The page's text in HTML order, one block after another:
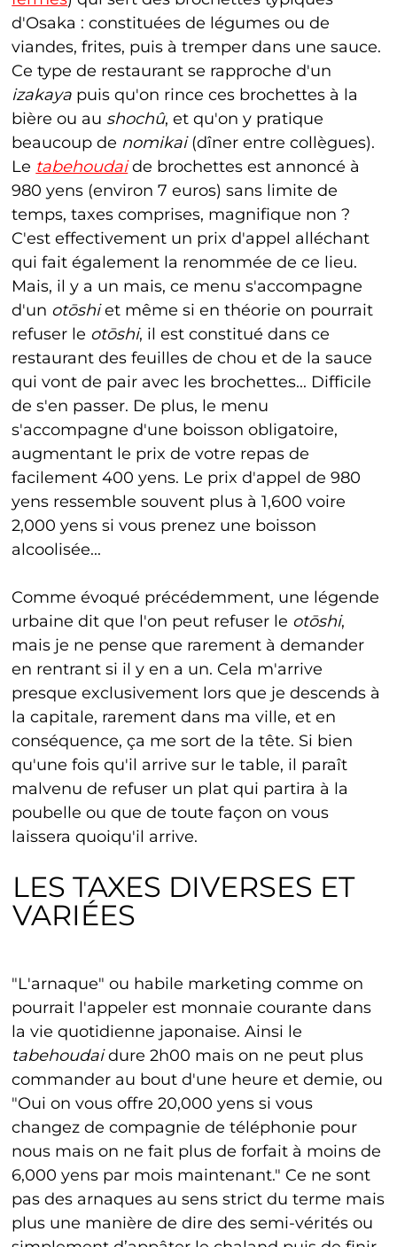
d'Osaka : constituées de légumes ou de
viandes, frites, puis à tremper dans une sauce.
Ce type de restaurant se rapproche d'un
izakaya puis qu'on rince ces brochettes à la
bière ou au shochû, et qu'on y pratique
beaucoup de nomikai(dîner entre collègues).
Le tabehoudaide brochettes est annoncé à
980 yens (environ 7 euros) sans limite de
temps, taxes comprises, magnifique non ?
C'est effectivement un prix d'appel alléchant
qui fait également la renommée de ce lieu.
Mais, il y a un mais, ce menu s'accompagne
d'un otōshiet même si en théorie on pourrait
refuser le otōshi, il est constitué dans ce
restaurant des feuilles de chou et de la sauce
qui vont de pair avec les brochettes... Difficile
de s'en passer. De plus, le menu
s'accompagne d'une boisson obligatoire,
augmentant le prix de votre repas de
facilement 400 yens. Le prix d'appel de 980
yens ressemble souvent plus à 1,600 voire
2,000 yens si vous prenez une boisson
alcoolisée...
Comme évoqué précédemment, une légende
urbaine dit que l'on peut refuser le otōshi,
mais je ne pense que rarement à demander
en rentrant si il y en a un. Cela m'arrive
presque exclusivement lors que je descends à
la capitale, rarement dans ma ville, et en
conséquence, ça me sort de la tête. Si bien
qu'une fois qu'il arrive sur le table, il paraît
malvenu de refuser un plat qui partira à la
poubelle ou que de toute façon on vous
laissera quoiqu'il arrive.
LES TAXES DIVERSES ET
VARIÉES
"L'arnaque" ou habile marketing comme on
pourrait l'appeler est monnaie courante dans
la vie quotidienne japonaise. Ainsi le
tabehoudaidure 2h00 mais on ne peut plus
commander au bout d'une heure et demie, ou
"Oui on vous offre 20,000 yens si vous
changez de compagnie de téléphonie pour
nous mais on ne fait plus de forfait à moins de
6,000 yens par mois maintenant." Ce ne sont
pas des arnaques au sens strict du terme mais
plus une manière de dire des semi-vérités ou